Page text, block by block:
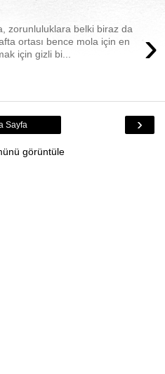
›
zorunluluklara belki biraz da
ortası bence mola için en
için gizli bi...
›
Sayfa
görüntüle